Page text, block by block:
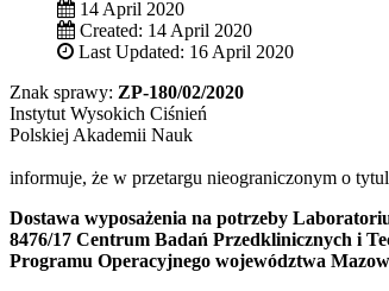
14 April 2020
Created: 14 April 2020
Last Updated: 16 April 2020
Znak sprawy: ZP-180/02/2020
Instytut Wysokich Ciśnień
Polskiej Akademii Nauk
informuje, że w przetargu nieograniczonym o
Dostawa wyposażenia na potrzeby
8476/17 Centrum Badań Przedklinicznych i
Programu Operacyjnego województwa